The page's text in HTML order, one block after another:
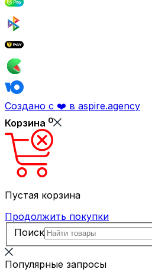
Создано с ❤️ в aspire.agency
Корзина 0
Пустая корзина
Продолжить покупки
Поиск
Популярные запросы